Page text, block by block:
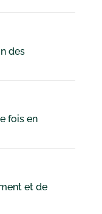
des
fois en
et de